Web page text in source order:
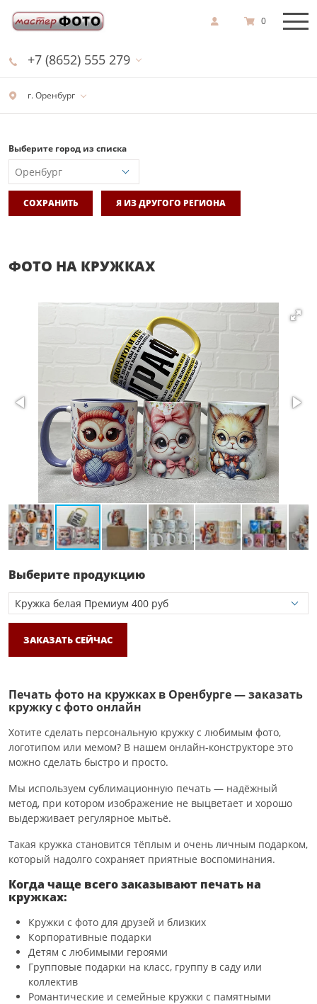
г. Оренбург
+7 (8652) 555 279
0
Выберите город из списка
СОХРАНИТЬ Я ИЗ ДРУГОГО РЕГИОНА
ФОТО НА КРУЖКАХ
Выберите продукцию
ЗАКАЗАТЬ СЕЙЧАС
Печать фото на кружках в Оренбурге — заказать
кружку с фото онлайн
Хотите сделать персональную кружку с любимым фото,
логотипом или мемом? В нашем онлайн-конструкторе это
можно сделать быстро и просто.
Мы используем сублимационную печать — надёжный
метод, при котором изображение не выцветает и хорошо
выдерживает регулярное мытьё.
Такая кружка становится тёплым и очень личным подарком,
который надолго сохраняет приятные воспоминания.
Когда чаще всего заказывают печать на
кружках:
Кружки с фото для друзей и близких
Корпоративные подарки
Детям с любимыми героями
Групповые подарки на класс, группу в саду или
коллектив
Романтические и семейные кружки с памятными